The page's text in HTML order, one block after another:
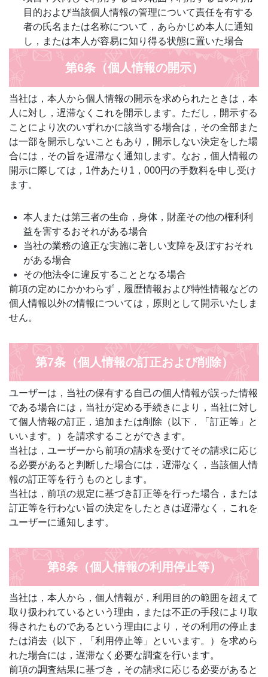
目的および当該個人情報の管理について責任を有する
者の氏名または名称について，あらかじめ本人に通知
し，または本人が容易に知り得る状態に置いた場合
第6条（個人情報の開示）
当社は，本人から個人情報の開示を求められたときは，本
人に対し，遅滞なくこれを開示します。ただし，開示する
ことにより次のいずれかに該当する場合は，その全部また
は一部を開示しないこともあり，開示しない決定をした場
合には，その旨を遅滞なく通知します。なお，個人情報の
開示に際しては，1件あたり1，000円の手数料を申し受け
ます。
本人または第三者の生命，身体，財産その他の権利利
益を害するおそれがある場合
当社の業務の適正な実施に著しい支障を及ぼすおそれ
がある場合
その他法令に違反することとなる場合
前項の定めにかかわらず，履歴情報および特性情報などの
個人情報以外の情報については，原則として開示いたしま
せん。
第7条（個人情報の訂正および削除）
ユーザーは，当社の保有する自己の個人情報が誤った情報
である場合には，当社が定める手続きにより，当社に対し
て個人情報の訂正，追加または削除（以下，「訂正等」と
いいます。）を請求することができます。
当社は，ユーザーから前項の請求を受けてその請求に応じ
る必要があると判断した場合には，遅滞なく，当該個人情
報の訂正等を行うものとします。
当社は，前項の規定に基づき訂正等を行った場合，または
訂正等を行わない旨の決定をしたときは遅滞なく，これを
ユーザーに通知します。
第8条（個人情報の利用停止等）
当社は，本人から，個人情報が，利用目的の範囲を超えて
取り扱われているという理由，または不正の手段により取
得されたものであるという理由により，その利用の停止ま
たは消去（以下，「利用停止等」といいます。）を求めら
れた場合には，遅滞なく必要な調査を行います。
前項の調査結果に基づき，その請求に応じる必要があると